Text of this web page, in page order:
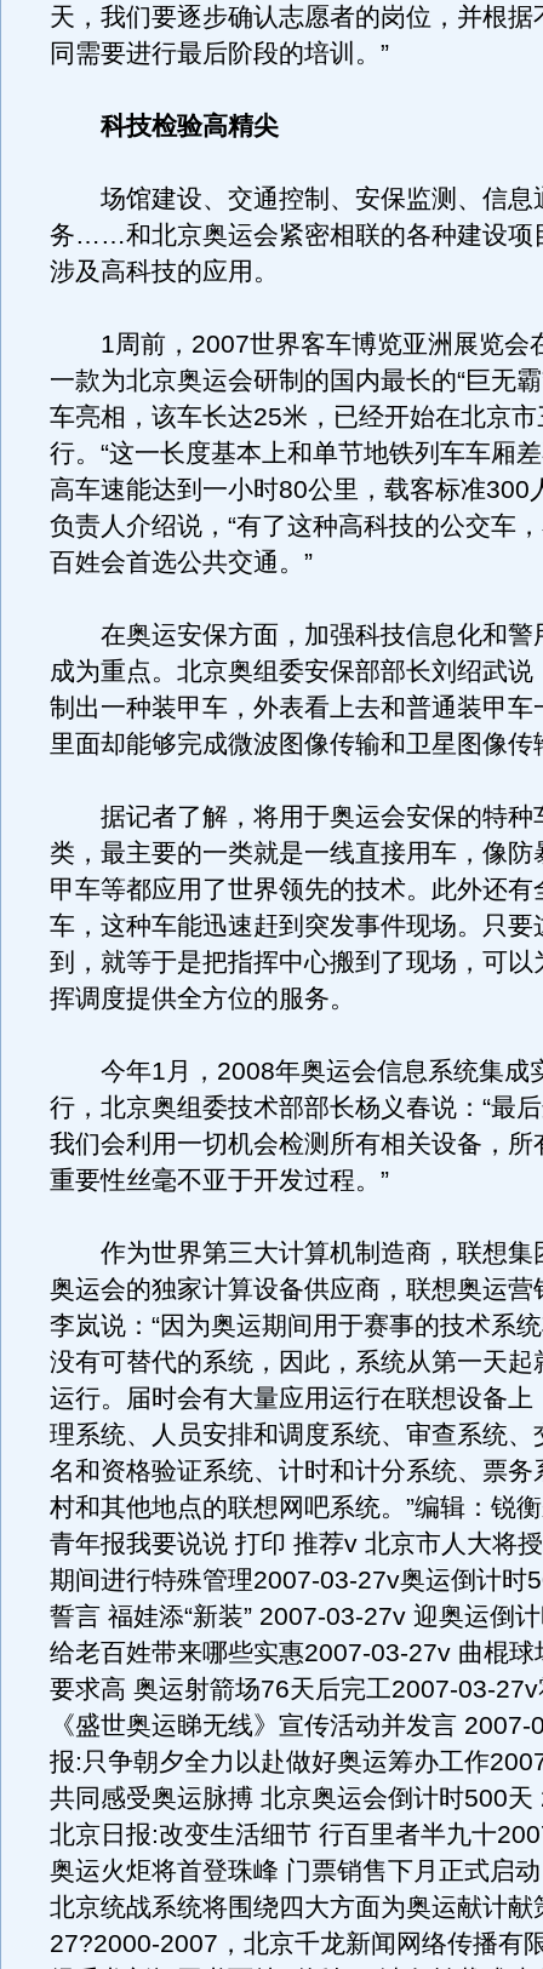
天，我们要逐步确认志愿者的岗位，并根据
同需要进行最后阶段的培训。”
科技检验高精尖
场馆建设、交通控制、安保监测、信息
务……和北京奥运会紧密相联的各种建设项
涉及高科技的应用。
1周前，2007世界客车博览亚洲展览会
一款为北京奥运会研制的国内最长的“巨无
车亮相，该车长达25米，已经开始在北京
行。“这一长度基本上和单节地铁列车车厢
高车速能达到一小时80公里，载客标准300
负责人介绍说，“有了这种高科技的公交车
百姓会首选公共交通。”
在奥运安保方面，加强科技信息化和警
成为重点。北京奥组委安保部部长刘绍武说
制出一种装甲车，外表看上去和普通装甲车
里面却能够完成微波图像传输和卫星图像传
据记者了解，将用于奥运会安保的特种
类，最主要的一类就是一线直接用车，像防
甲车等都应用了世界领先的技术。此外还有
车，这种车能迅速赶到突发事件现场。只要
到，就等于是把指挥中心搬到了现场，可以
挥调度提供全方位的服务。
今年1月，2008年奥运会信息系统集成
行，北京奥组委技术部部长杨义春说：“最
我们会利用一切机会检测所有相关设备，所
重要性丝毫不亚于开发过程。”
作为世界第三大计算机制造商，联想集
奥运会的独家计算设备供应商，联想奥运营
李岚说：“因为奥运期间用于赛事的技术系
没有可替代的系统，因此，系统从第一天起
运行。届时会有大量应用运行在联想设备上
理系统、人员安排和调度系统、审查系统、
名和资格验证系统、计时和计分系统、票务
村和其他地点的联想网吧系统。”编辑：锐
青年报我要说说 打印 推荐v 北京市人大将
期间进行特殊管理2007-03-27v奥运倒计时
誓言 福娃添“新装” 2007-03-27v 迎奥运倒
给老百姓带来哪些实惠2007-03-27v 曲棍球
要求高 奥运射箭场76天后完工2007-03-
《盛世奥运睇无线》宣传活动并发言
报:只争朝夕全力以赴做好奥运筹办工作
共同感受奥运脉搏 北京奥运会倒计时500
北京日报:改变生活细节 行百里者半九十
奥运火炬将首登珠峰 门票销售下月正式启
北京统战系统将围绕四大方面为奥运献计献
27?2000-2007，北京千龙新闻网络传播有